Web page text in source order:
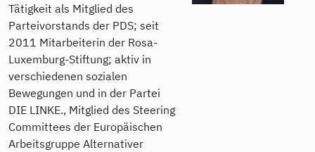
Tätigkeit als Mitglied des
Parteivorstands der PDS; seit
2011 Mitarbeiterin der Rosa-
Luxemburg-Stiftung; aktiv in
verschiedenen sozialen
Bewegungen und in der Partei
DIE LINKE., Mitglied des Steering
Committees der Europäischen
Arbeitsgruppe Alternativer